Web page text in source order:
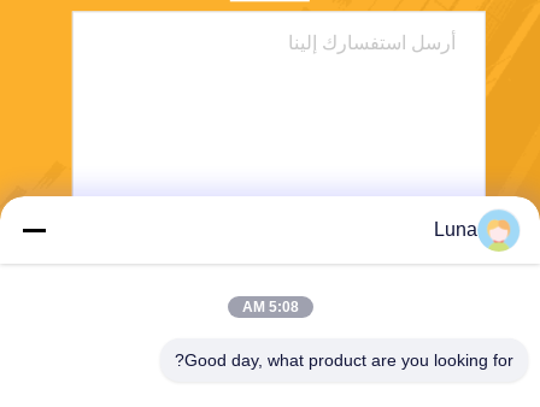
Luna
5:08 AM
Good day, what product are you looking for?